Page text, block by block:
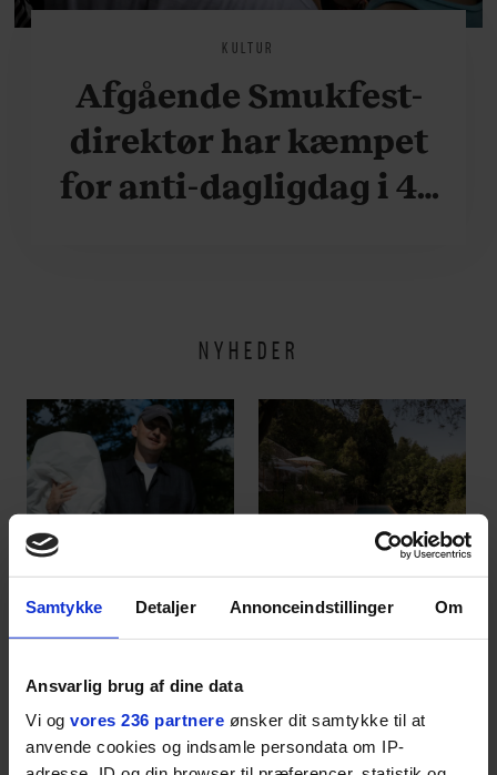
Samtykke Detaljer Annonceindstillinger Om
Ansvarlig brug af dine data
Vi og vores 236 partnere ønsker dit samtykke til at
anvende cookies og indsamle persondata om IP-
KULTUR
Afgående Smukfest-
direktør har kæmpet
for anti-dagligdag i 46
NYHEDER
MODE
Dansk herretøjsmærke
vinder stor modepris –
og en masse penge
EUROWOMAN
Stor guide til Nice: Her
skal du spise, sove,
bade, drikke vin,